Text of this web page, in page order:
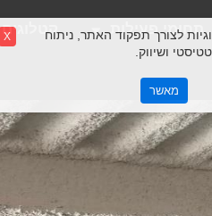
תחומי פעילות קטלוגים
X
לצורך תפקוד האתר, ניתוח
ושיווק.
מאשר